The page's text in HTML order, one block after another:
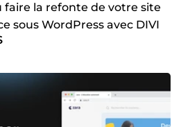
faire la refonte de votre site
sous WordPress avec DIVI